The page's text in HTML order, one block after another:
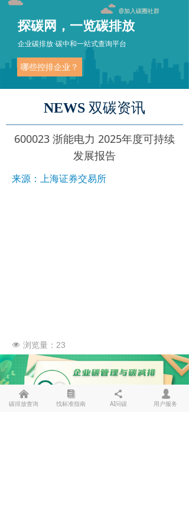
探碳网，一览碳排放
企业碳排放·碳中和一站式查询平台
哪些控排企业？
@加入碳圈社群
600023 浙能电力 2025年度可持续
发展报告
来源：上海证券交易所
NEWS 双碳资讯
넶 浏览量： 23
낀
碳排放查询
뀴
找标准指南
끖
AI问碳
넙
用户服务